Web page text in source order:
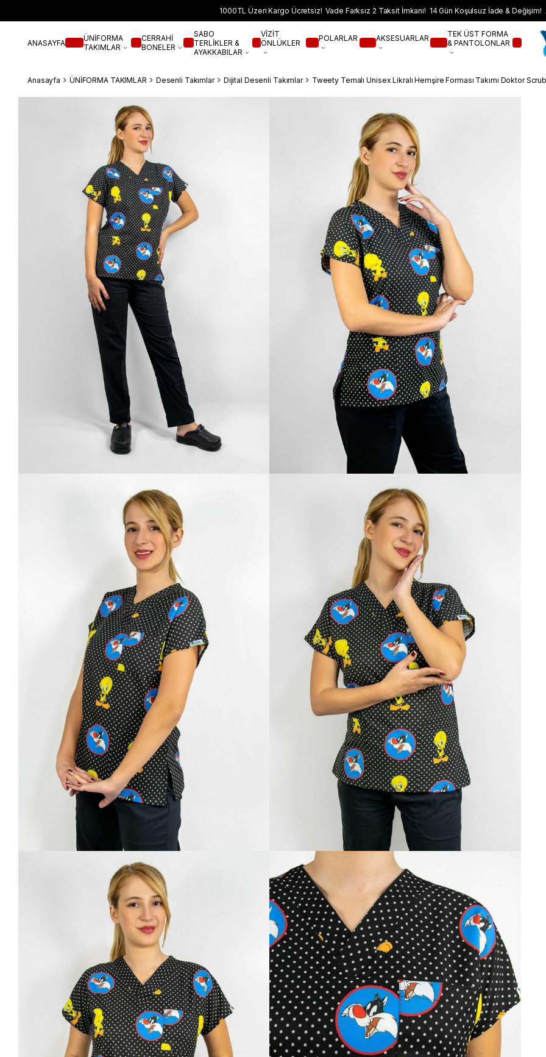
1000TL Üzeri Kargo Ücretsiz! Vade Farksız 2 Taksit İmkanı! 14 Gün Koşulsuz İade & Değişim!
ANASAYFA
ÜNİFORMA
TAKIMLAR
CERRAHİ
BONELER
SABO
TERLİKLER &
AYAKKABILAR
VİZİT
ÖNLÜKLER
POLARLAR AKSESUARLAR
TEK ÜST FORMA
& PANTOLONLAR
Anasayfa ÜNİFORMA TAKIMLAR Desenli Takımlar Dijital Desenli Takımlar Tweety Temalı Unisex Likralı Hemşire Forması Takımı Doktor